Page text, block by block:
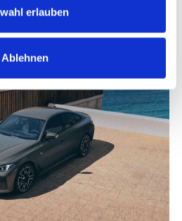
erlauben
Ablehnen